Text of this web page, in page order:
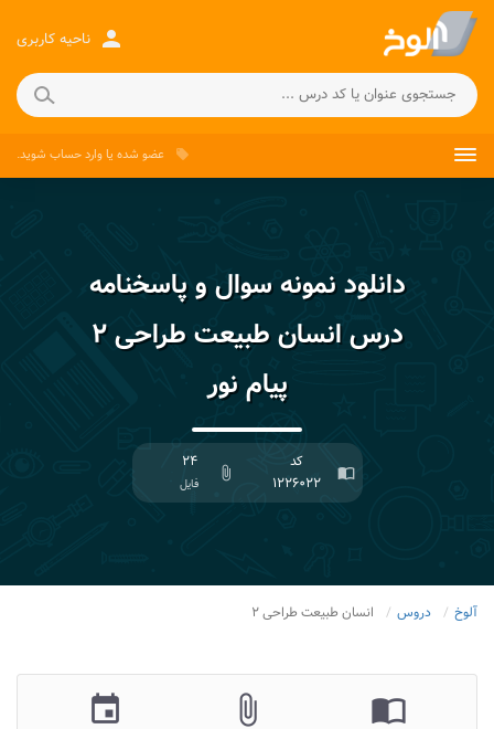
person ناحیه کاربری
local_offer عضو شده یاوارد حساب شوید.
دانلود نمونه سوال و پاسخنامه
درس انسان طبیعت طراحی ۲
پیام نور
import_contacts
کد
۱۲۲۶۰۲۲
attach_file
۲۴
فایل
آلوخ دروس انسان طبیعت طراحی ۲
import_contacts
attach_file
insert_invitation